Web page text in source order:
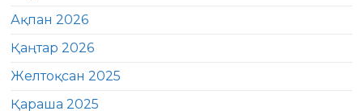
Ақпан 2026
Қаңтар 2026
Желтоқсан 2025
Қараша 2025